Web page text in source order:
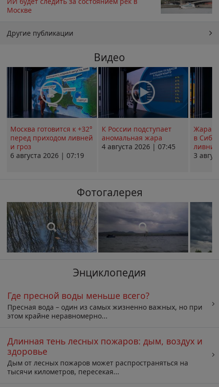
Москве
Другие публикации
Видео
Москва готовится к +32°
перед приходом ливней
и гроз
6 августа 2026 | 07:19
К России подступает
аномальная жара
4 августа 2026 | 07:45
Жара в
в
ливни
3
Фотогалерея
Энциклопедия
Где пресной воды меньше всего?
Пресная вода – один из самых жизненно важных, но при
этом крайне неравномерно...
Длинная тень лесных пожаров: дым, воздух и
здоровье
Дым от лесных пожаров может распространяться на
тысячи километров, пересекая...